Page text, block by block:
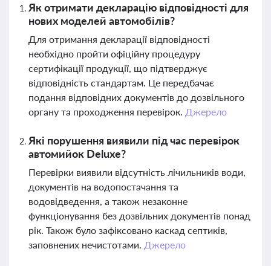
Як отримати декларацію відповідності для
нових моделей автомобілів?
Для отримання декларації відповідності
необхідно пройти офіційну процедуру
сертифікації продукції, що підтверджує
відповідність стандартам. Це передбачає
подання відповідних документів до дозвільного
органу та проходження перевірок. Джерело
Які порушення виявили під час перевірок
автомийок Deluxe?
Перевірки виявили відсутність лічильників води,
документів на водопостачання та
водовідведення, а також незаконне
функціонування без дозвільних документів понад
рік. Також було зафіксовано каскад септиків,
заповнених нечистотами. Джерело